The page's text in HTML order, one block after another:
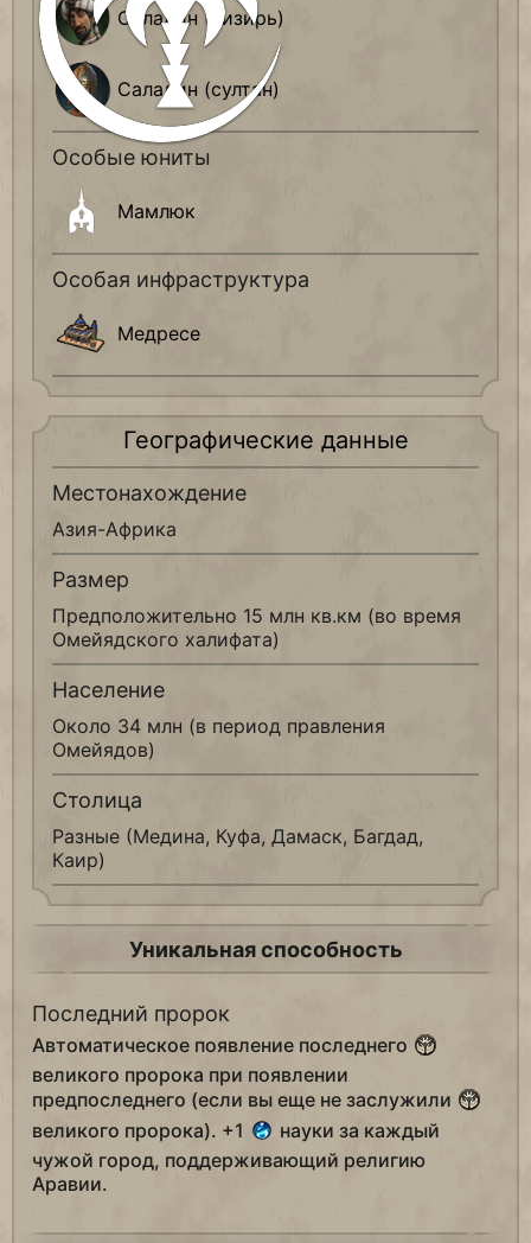
Саладин (визирь)
Саладин (султан)
Особые юниты
Мамлюк
Особая инфраструктура
Медресе
Географические данные
Местонахождение
Азия-Африка
Размер
Предположительно 15 млн кв.км (во время
Омейядского халифата)
Население
Около 34 млн (в период правления
Омейядов)
Столица
Разные (Медина, Куфа, Дамаск, Багдад,
Каир)
Уникальная способность
Последний пророк
Автоматическое появление последнего
великого пророка при появлении
предпоследнего (если вы еще не заслужили
великого пророка). +1
науки за каждый
чужой город, поддерживающий религию
Аравии.